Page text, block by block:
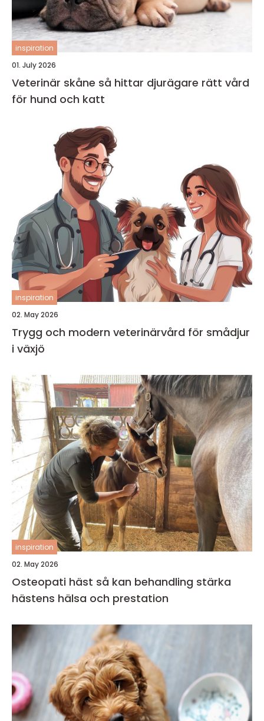
inspiration
01. July 2026
Veterinär skåne så hittar djurägare rätt vård
för hund och katt
inspiration
02. May 2026
Trygg och modern veterinärvård för smådjur
i växjö
inspiration
02. May 2026
Osteopati häst så kan behandling stärka
hästens hälsa och prestation